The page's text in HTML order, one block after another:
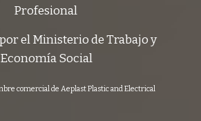
Profesional
el Ministerio de Trabajo y
Economía Social
comercial de Aeplast Plastic and Electrical